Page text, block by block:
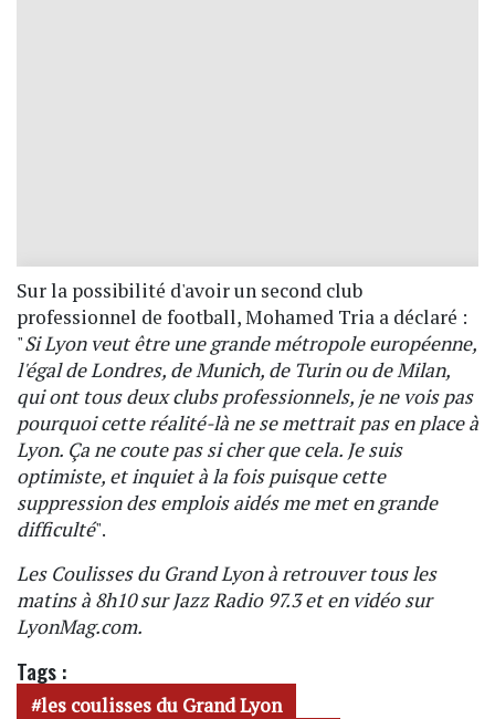
Sur la possibilité d'avoir un second club
professionnel de football, Mohamed Tria a déclaré :
"Si Lyon veut être une grande métropole européenne,
l'égal de Londres, de Munich, de Turin ou de Milan,
qui ont tous deux clubs professionnels, je ne vois pas
pourquoi cette réalité-là ne se mettrait pas en place à
Lyon. Ça ne coute pas si cher que cela. Je suis
optimiste, et inquiet à la fois puisque cette
suppression des emplois aidés me met en grande
difficulté".
Les Coulisses du Grand Lyon à retrouver tous les
matins à 8h10 sur Jazz Radio 97.3 et en vidéo sur
LyonMag.com.
Tags :
les coulisses du Grand Lyon